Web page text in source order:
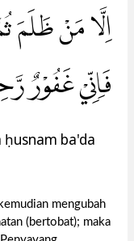
اِلَّا مَنْ ظَلَمَ
فَاِنِّيْ غَفُوْرٌ
ba'da
mengubah
(bertobat); maka